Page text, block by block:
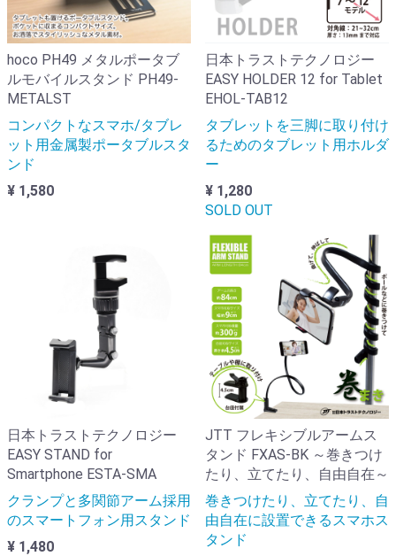
hoco PH49 メタルポータブ
ルモバイルスタンド PH49-
METALST
コンパクトなスマホ/タブレ
ット用金属製ポータブルスタ
ンド
¥ 1,580
日本トラストテクノロジー
EASY HOLDER 12 for Tablet
EHOL-TAB12
タブレットを三脚に取り付け
るためのタブレット用ホルダ
ー
¥ 1,280
SOLD OUT
日本トラストテクノロジー
EASY STAND for
Smartphone ESTA-SMA
クランプと多関節アーム採用
のスマートフォン用スタンド
¥ 1,480
JTT フレキシブルアームス
タンド FXAS-BK ～巻きつけ
たり、立てたり、自由自在～
巻きつけたり、立てたり、自
由自在に設置できるスマホス
タンド